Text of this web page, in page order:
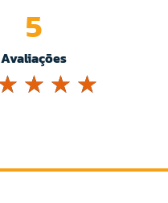
Avaliações
5
☆ ☆ ☆